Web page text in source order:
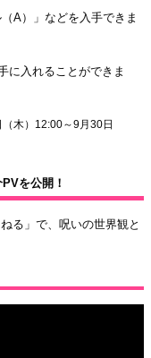
A）」などを入手できま
に入れることができま
木）12:00～9月30日
を公開！
る」で、呪いの世界観と